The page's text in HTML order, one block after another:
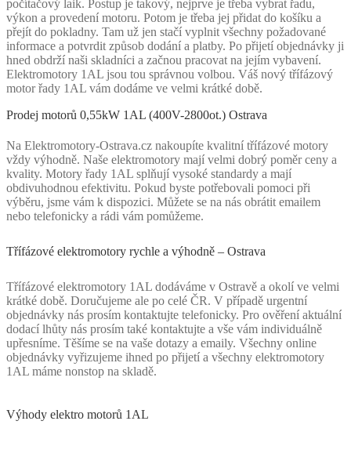
počítačový laik. Postup je takový, nejprve je třeba vybrat řadu,
výkon a provedení motoru. Potom je třeba jej přidat do košíku a
přejít do pokladny. Tam už jen stačí vyplnit všechny požadované
informace a potvrdit způsob dodání a platby. Po přijetí objednávky ji
hned obdrží naši skladníci a začnou pracovat na jejím vybavení.
Elektromotory 1AL jsou tou správnou volbou. Váš nový třífázový
motor řady 1AL vám dodáme ve velmi krátké době.
Prodej motorů 0,55kW 1AL (400V-2800ot.) Ostrava
Na Elektromotory-Ostrava.cz nakoupíte kvalitní třífázové motory
vždy výhodně. Naše elektromotory mají velmi dobrý poměr ceny a
kvality. Motory řady 1AL splňují vysoké standardy a mají
obdivuhodnou efektivitu. Pokud byste potřebovali pomoci při
výběru, jsme vám k dispozici. Můžete se na nás obrátit emailem
nebo telefonicky a rádi vám pomůžeme.
Třífázové elektromotory rychle a výhodně – Ostrava
Třífázové elektromotory 1AL dodáváme v Ostravě a okolí ve velmi
krátké době. Doručujeme ale po celé ČR. V případě urgentní
objednávky nás prosím kontaktujte telefonicky. Pro ověření aktuální
dodací lhůty nás prosím také kontaktujte a vše vám individuálně
upřesníme. Těšíme se na vaše dotazy a emaily. Všechny online
objednávky vyřizujeme ihned po přijetí a všechny elektromotory
1AL máme nonstop na skladě.
Výhody elektro motorů 1AL